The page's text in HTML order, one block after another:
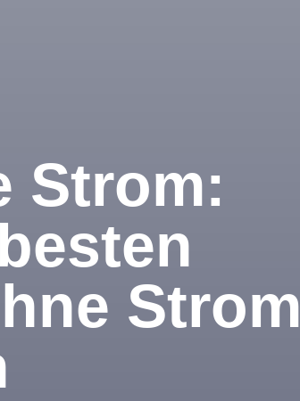
Strom:
Strom